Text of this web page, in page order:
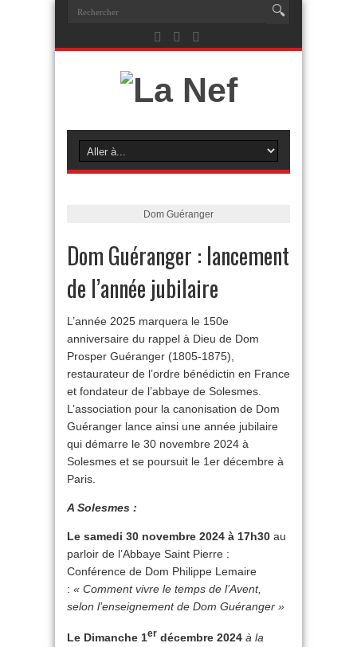
Dom Guéranger
Dom Guéranger : lancement
de l’année jubilaire
L’année 2025 marquera le 150e
anniversaire du rappel à Dieu de Dom
Prosper Guéranger (1805-1875),
restaurateur de l’ordre bénédictin en France
et fondateur de l’abbaye de Solesmes.
L’association pour la canonisation de Dom
Guéranger lance ainsi une année jubilaire
qui démarre le 30 novembre 2024 à
Solesmes et se poursuit le 1er décembre à
Paris.
A Solesmes :
Le samedi 30 novembre 2024 à 17h30 au
parloir de l’Abbaye Saint Pierre :
Conférence de Dom Philippe Lemaire
: « Comment vivre le temps de l’Avent,
selon l’enseignement de Dom Guéranger »
Le Dimanche 1er décembre 2024 à la